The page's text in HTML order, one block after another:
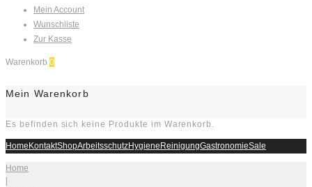
Mein Account
Wunschliste
Zur Kasse
Warenkorb 0
Mein Warenkorb
Es befinden sich keine Produkte im Warenkorb.
HomeKontaktShopArbeitsschutzHygieneReinigungGastronomieSale
Home
|